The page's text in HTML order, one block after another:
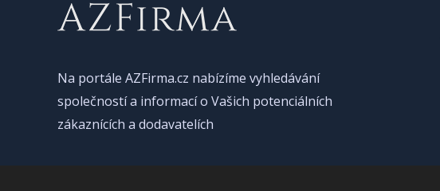
Na portále AZFirma.cz nabízíme vyhledávání
společností a informací o Vašich potenciálních
zákaznících a dodavatelích